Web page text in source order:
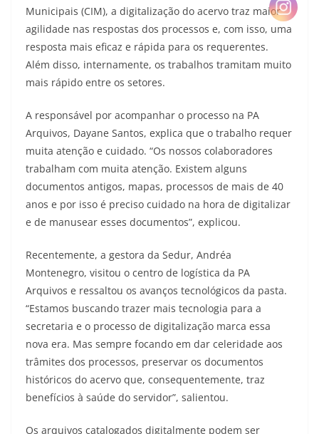
Municipais (CIM), a digitalização do acervo traz maior
agilidade nas respostas dos processos e, com isso, uma
resposta mais eficaz e rápida para os requerentes.
Além disso, internamente, os trabalhos tramitam muito
mais rápido entre os setores.
A responsável por acompanhar o processo na PA
Arquivos, Dayane Santos, explica que o trabalho requer
muita atenção e cuidado. “Os nossos colaboradores
trabalham com muita atenção. Existem alguns
documentos antigos, mapas, processos de mais de 40
anos e por isso é preciso cuidado na hora de digitalizar
e de manusear esses documentos”, explicou.
Recentemente, a gestora da Sedur, Andréa
Montenegro, visitou o centro de logística da PA
Arquivos e ressaltou os avanços tecnológicos da pasta.
“Estamos buscando trazer mais tecnologia para a
secretaria e o processo de digitalização marca essa
nova era. Mas sempre focando em dar celeridade aos
trâmites dos processos, preservar os documentos
históricos do acervo que, consequentemente, traz
benefícios à saúde do servidor”, salientou.
Os arquivos catalogados digitalmente podem ser